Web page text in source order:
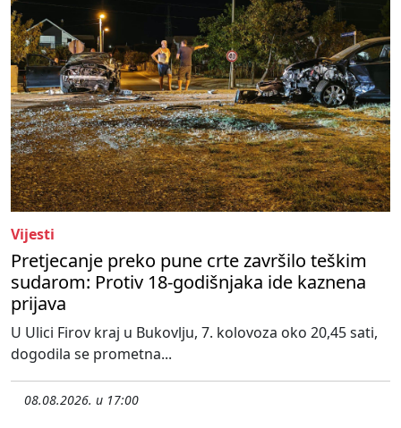
Vijesti
Pretjecanje preko pune crte završilo teškim
sudarom: Protiv 18-godišnjaka ide kaznena
prijava
U Ulici Firov kraj u Bukovlju, 7. kolovoza oko 20,45 sati,
dogodila se prometna...
08.08.2026. u 17:00